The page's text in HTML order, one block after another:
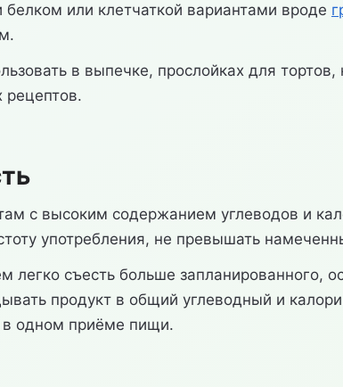
или клетчаткой вариантами вроде
в выпечке, прослойках для
рецептов.
с высоким содержанием углеводов и
употребления, не превышать
легко съесть больше запланированного,
продукт в общий углеводный и
в одном приёме пищи.